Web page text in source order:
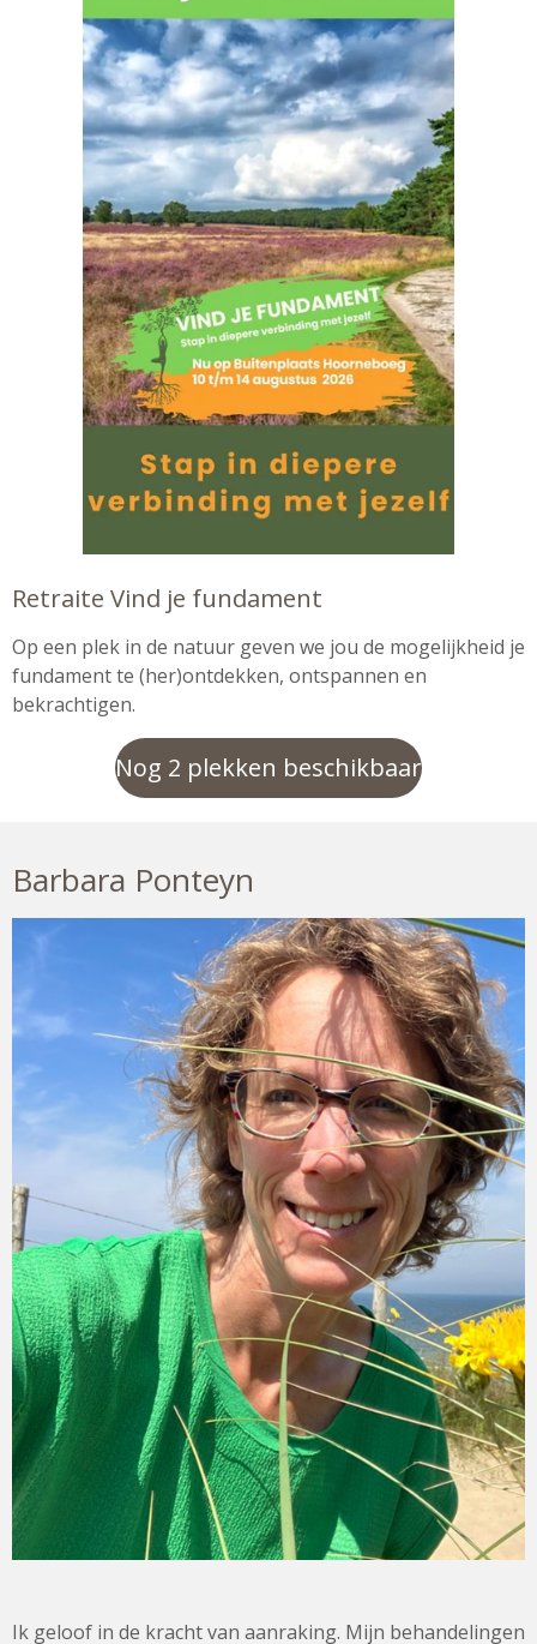
Retraite Vind je fundament
Op een plek in de natuur geven we jou de mogelijkheid je
fundament te (her)ontdekken, ontspannen en
bekrachtigen.
Nog 2 plekken beschikbaar
Barbara Ponteyn
Ik geloof in de kracht van aanraking. Mijn behandelingen